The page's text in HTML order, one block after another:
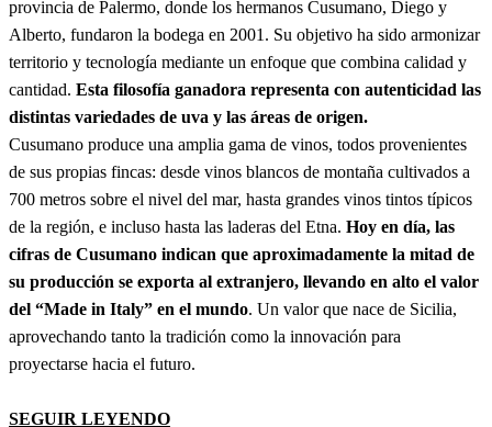
provincia de Palermo, donde los hermanos Cusumano, Diego y
Alberto, fundaron la bodega en 2001. Su objetivo ha sido armonizar
territorio y tecnología mediante un enfoque que combina calidad y
cantidad. Esta filosofía ganadora representa con autenticidad las
distintas variedades de uva y las áreas de origen.
Cusumano produce una amplia gama de vinos, todos provenientes
de sus propias fincas: desde vinos blancos de montaña cultivados a
700 metros sobre el nivel del mar, hasta grandes vinos tintos típicos
de la región, e incluso hasta las laderas del Etna. Hoy en día, las
cifras de Cusumano indican que aproximadamente la mitad de
su producción se exporta al extranjero, llevando en alto el valor
del “Made in Italy” en el mundo. Un valor que nace de Sicilia,
aprovechando tanto la tradición como la innovación para
proyectarse hacia el futuro.
SEGUIR LEYENDO